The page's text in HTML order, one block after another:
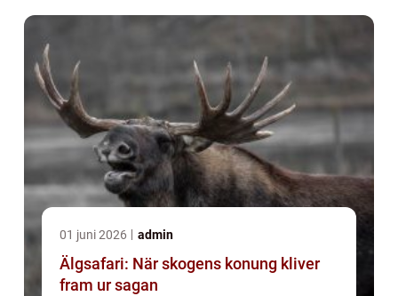
01 juni 2026 admin
Älgsafari: När skogens konung kliver
fram ur sagan